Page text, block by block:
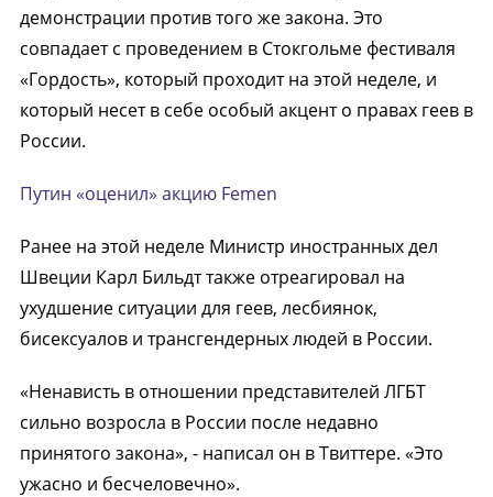
демонстрации против того же закона. Это
совпадает с проведением в Стокгольме фестиваля
«Гордость», который проходит на этой неделе, и
который несет в себе особый акцент о правах геев в
России.
Путин «оценил» акцию Femen
Ранее на этой неделе Министр иностранных дел
Швеции Карл Бильдт также отреагировал на
ухудшение ситуации для геев, лесбиянок,
бисексуалов и трансгендерных людей в России.
«Ненависть в отношении представителей ЛГБТ
сильно возросла в России после недавно
принятого закона», - написал он в Твиттере. «Это
ужасно и бесчеловечно».